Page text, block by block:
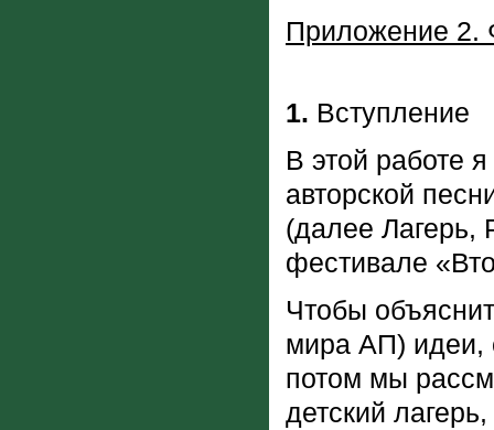
Приложение 2.
1. Вступление
В этой работе
авторской
(далее Лагерь,
фестивале
Чтобы
мира АП) идеи,
потом мы
детский